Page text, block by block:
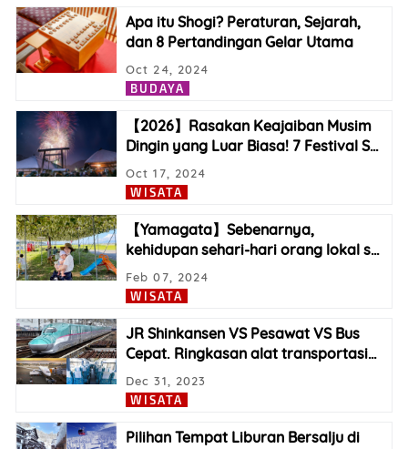
Apa itu Shogi? Peraturan, Sejarah,
dan 8 Pertandingan Gelar Utama
BUDAYA
Oct 24, 2024
【2026】Rasakan Keajaiban Musim
Dingin yang Luar Biasa! 7 Festival S…
WISATA
Oct 17, 2024
【Yamagata】Sebenarnya,
kehidupan sehari-hari orang lokal s…
WISATA
Feb 07, 2024
JR Shinkansen VS Pesawat VS Bus
Cepat. Ringkasan alat transportasi…
WISATA
Dec 31, 2023
Pilihan Tempat Liburan Bersalju di